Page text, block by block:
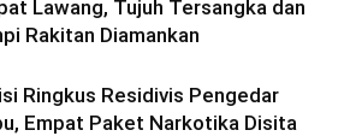
Lawang, Tujuh Tersangka dan
Rakitan Diamankan
Ringkus Residivis Pengedar
Empat Paket Narkotika Disita